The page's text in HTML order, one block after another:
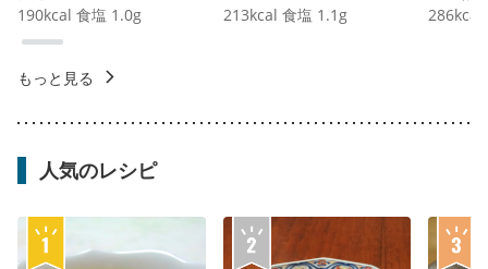
190kcal 食塩 1.0g 213kcal 食塩 1.1 g 286kcal
もっと見る
人気のレシピ